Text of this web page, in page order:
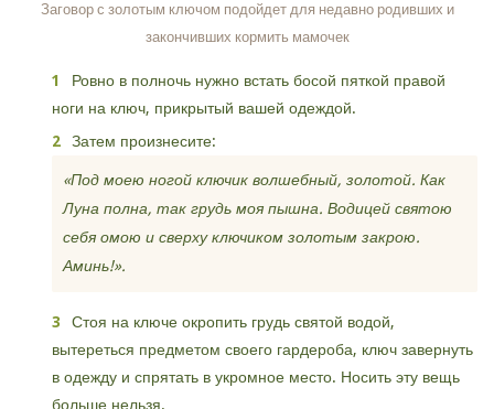
Заговор с золотым ключом подойдет для недавно родивших и
закончивших кормить мамочек
Ровно в полночь нужно встать босой пяткой правой
ноги на ключ, прикрытый вашей одеждой.
Затем произнесите:
«Под моею ногой ключик волшебный, золотой. Как
Луна полна, так грудь моя пышна. Водицей святою
себя омою и сверху ключиком золотым закрою.
Аминь!».
Стоя на ключе окропить грудь святой водой,
вытереться предметом своего гардероба, ключ завернуть
в одежду и спрятать в укромное место. Носить эту вещь
больше нельзя.